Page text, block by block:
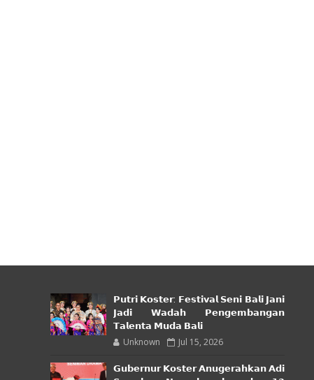
𝗣𝘂𝘁𝗿𝗶 𝗞𝗼𝘀𝘁𝗲𝗿: 𝗙𝗲𝘀𝘁𝗶𝘃𝗮𝗹 𝗦𝗲𝗻𝗶 𝗕𝗮𝗹𝗶 𝗝𝗮𝗻𝗶
𝗝𝗮𝗱𝗶 𝗪𝗮𝗱𝗮𝗵 𝗣𝗲𝗻𝗴𝗲𝗺𝗯𝗮𝗻𝗴𝗮𝗻
𝗧𝗮𝗹𝗲𝗻𝘁𝗮 𝗠𝘂𝗱𝗮 𝗕𝗮𝗹𝗶
Unknown Jul 15, 2026
𝗚𝘂𝗯𝗲𝗿𝗻𝘂𝗿 𝗞𝗼𝘀𝘁𝗲𝗿 𝗔𝗻𝘂𝗴𝗲𝗿𝗮𝗵𝗸𝗮𝗻 𝗔𝗱𝗶